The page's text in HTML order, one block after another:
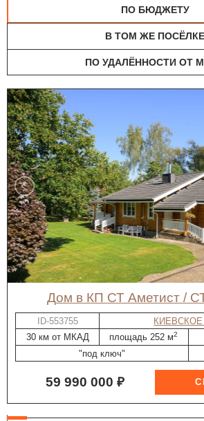
ПО БЮДЖЕТУ
В ТОМ ЖЕ ПОСЁЛКЕ
ПО УДАЛЁННОСТИ ОТ
дом в КП СТ Аметист /
ID-553755
30 км от МКАД
площадь 252 м2
"под ключ"
59 990 000 ₽